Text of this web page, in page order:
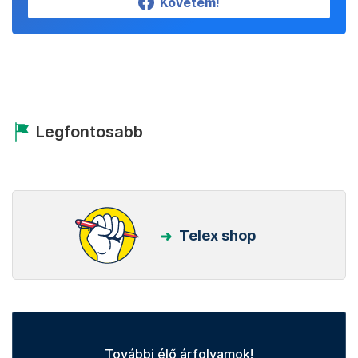
Legfontosabb
Telex shop
További élő árfolyamok!